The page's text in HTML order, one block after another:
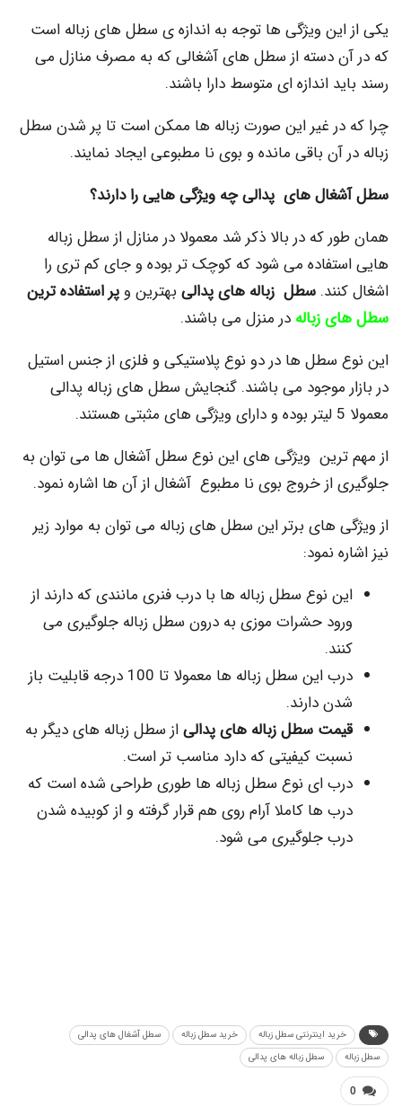
ویژگی ها توجه به اندازه ی سطل های زباله است
دسته از سطل های آشغالی که به مصرف منازل می
اندازه ای متوسط دارا باشند.
غیر این صورت زباله ها ممکن است تا پر شدن سطل
آن باقی مانده و بوی نا مطبوعی ایجاد نمایند.
های پدالی چه ویژگی هایی را دارند؟
که در بالا ذکر شد معمولا در منازل از سطل زباله
می شود که کوچک تر بوده و جای کم تری را
سطل زباله های پدالیبهترین و پر استفاده ترین
زبالهدر منزل می باشند.
سطل ها در دو نوع پلاستیکی و فلزی از جنس استیل
موجود می باشند. گنجایش سطل های زباله پدالی
ویژگی های این نوع سطل آشغال ها می توان به
از خروج بوی نا مطبوع آشغال از آن ها اشاره نمود.
های برتر این سطل های زباله می توان به موارد زیر
نمود:
نوع سطل زباله ها با درب فنری مانندی که دارند از
حشرات موزی به درون سطل زباله جلوگیری می
درب این سطل زباله ها معمولا تا 100 درجه قابلیت باز
دارند.
سطل زباله های پدالیاز سطل زباله های دیگر به
کیفیتی که دارد مناسب تر است.
ای نوع سطل زباله ها طوری طراحی شده است که
ها کاملا آرام روی هم قرار گرفته و از کوبیده شدن
جلوگیری می شود.
اینترنتی سطل زباله خرید سطل زباله
سطل آشغال های پدالی
سطل زباله های پدالی